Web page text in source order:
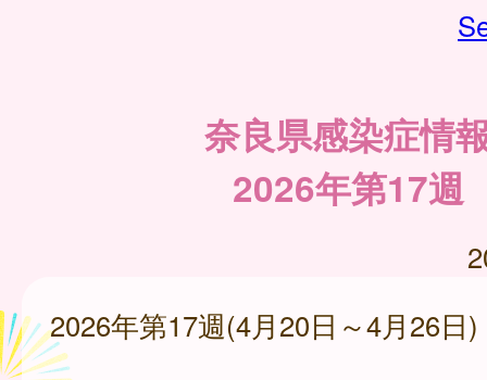
奈良県感染症情
2026年第17週
2026年第17週(4月20日～4月26日)